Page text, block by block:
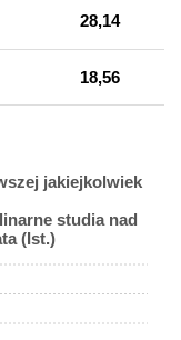
28,14
18,56
jakiejkolwiek
studia nad
(Ist.)